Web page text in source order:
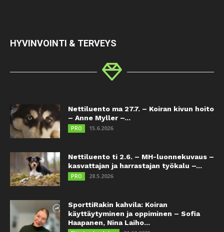
HYVINVOINTI & TERVEYS
Nettiluento ma 27.7. – Koiran kivun hoito
– Anne Myller –...
PRO 15.6.2026
Nettiluento ti 2.6. – MH-luonnekuvaus –
kasvattajan ja harrastajan työkalu –...
PRO 28.5.2026
SporttiRakin kahvila: Koiran
käyttäytyminen ja oppiminen – Sofia
Haapanen, Nina Laiho...